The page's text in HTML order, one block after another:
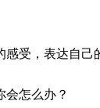
受，表达自己
会怎么办？